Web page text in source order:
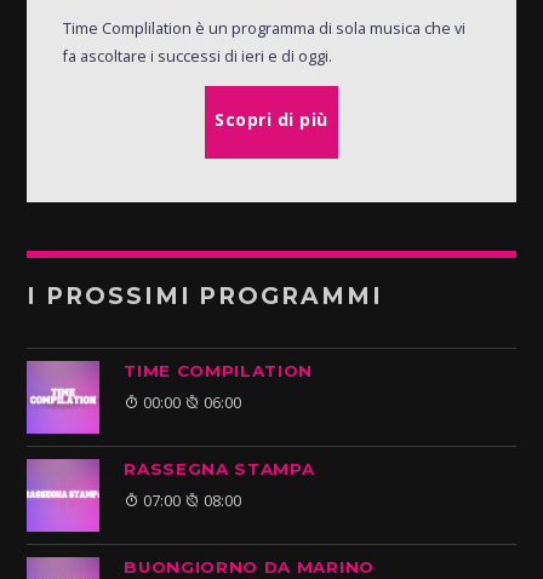
Time Complilation è un programma di sola musica che vi
fa ascoltare i successi di ieri e di oggi.
Scopri di più
I PROSSIMI PROGRAMMI
TIME COMPILATION
00:00 06:00
RASSEGNA STAMPA
07:00 08:00
BUONGIORNO DA MARINO